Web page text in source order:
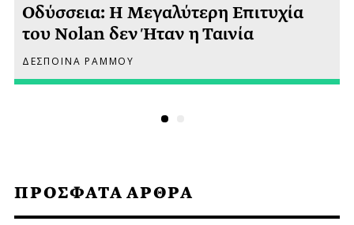
ΠΡΟΣΦΑΤΑ ΑΡΘΡΑ
Οδύσσεια: Η Μεγαλύτερη Επιτυχία
του Nolan δεν Ήταν η Ταινία
ΔΕΣΠΟΙΝΑ ΡΑΜΜΟΥ